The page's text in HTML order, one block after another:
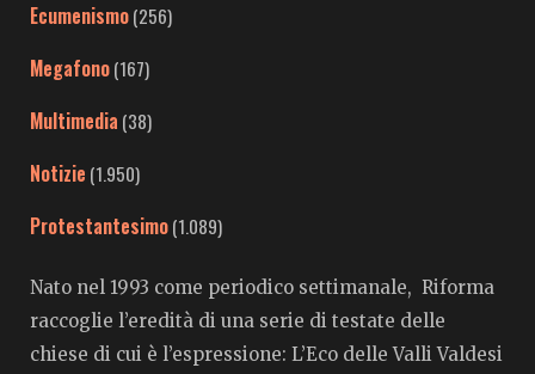
Ecumenismo(256)
Megafono(167)
Multimedia (38)
Notizie (1.950)
Protestantesimo(1.089)
Nato nel 1993 come periodico settimanale, Riforma
raccoglie l’eredità di una serie di testate delle
chiese di cui è l’espressione: L’Eco delle Valli Valdesi